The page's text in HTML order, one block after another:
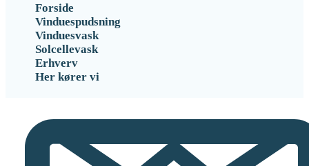
Forside
Vinduespudsning
Vinduesvask
Solcellevask
Erhverv
Her kører vi